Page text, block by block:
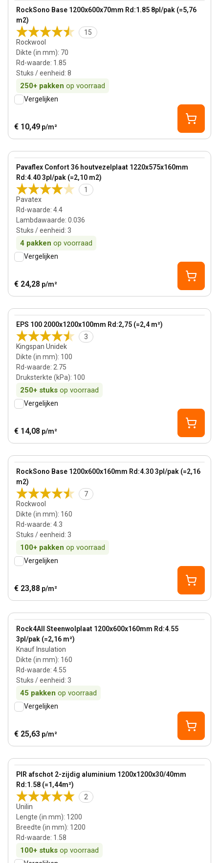
RockSono Base 1200x600x70mm Rd:1.85 8pl/pak (=5,76
m2)
15
Rockwool
Dikte (in mm): 70
Rd-waarde: 1.85
Stuks / eenheid: 8
250+ pakken op voorraad
View product
Vergelijken
€ 10,49 p/m²
Pavaflex Confort 36 ​houtvezelplaat 1220x575x160mm
Rd:4.40 3pl/pak (=2,10 m2)
1
Pavatex
Rd-waarde: 4.4
Lambdawaarde: 0.036
Stuks / eenheid: 3
4 pakken op voorraad
View product
Vergelijken
€ 24,28 p/m²
EPS 100 2000x1200x100mm Rd:2,75 (=2,4 m²)
3
Kingspan Unidek
Dikte (in mm): 100
Rd-waarde: 2.75
Druksterkte (kPa): 100
250+ stuks op voorraad
View product
Vergelijken
€ 14,08 p/m²
RockSono Base 1200x600x160mm Rd:4.30 3pl/pak (=2,16
m2)
7
Rockwool
Dikte (in mm): 160
Rd-waarde: 4.3
Stuks / eenheid: 3
100+ pakken op voorraad
View product
Vergelijken
€ 23,88 p/m²
Rock4All Steenwolplaat 1200x600x160mm Rd:4.55
3pl/pak (=2,16 m²)
Knauf Insulation
Dikte (in mm): 160
Rd-waarde: 4.55
Stuks / eenheid: 3
45 pakken op voorraad
View product
Vergelijken
€ 25,63 p/m²
PIR afschot 2-zijdig aluminium 1200x1200x30/40mm
Rd:1.58 (=1,44m²)
2
Unilin
Lengte (in mm): 1200
Breedte (in mm): 1200
Rd-waarde: 1.58
100+ stuks op voorraad
View product